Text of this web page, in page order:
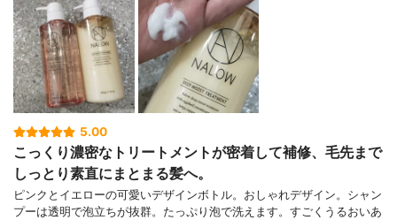
5.00
こっくり濃密なトリートメントが密着して補修、毛先まで
しっとり素直にまとまる髪へ。
ピンクとイエローの可愛いデザインボトル。おしゃれデザイン。シャン
プーは透明で泡立ちが抜群。たっぷり泡で洗えます。すごくうるおいあ